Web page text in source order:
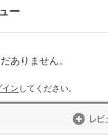
ー
ありません。
イン してください。